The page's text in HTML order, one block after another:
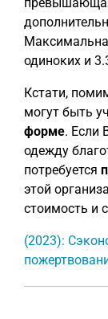
одиноких и
Кстати,
могут быть
форме. Если
одежду
потребуется
этой
стоимость и
(2023):